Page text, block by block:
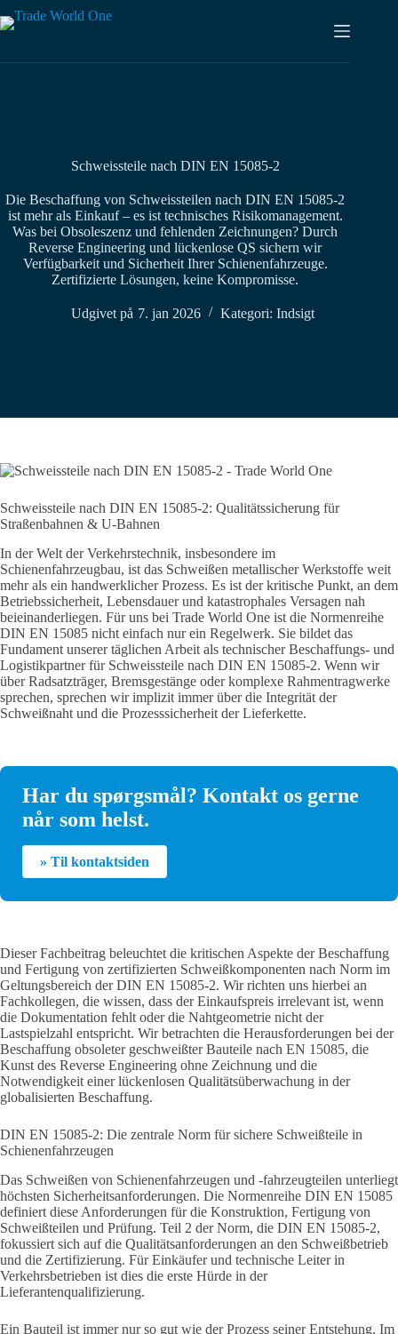
til
Schweissteile nach DIN EN 15085-2
Die Beschaffung von Schweissteilen nach DIN EN 15085-2
ist mehr als Einkauf – es ist technisches Risikomanagement.
Was bei Obsoleszenz und fehlenden Zeichnungen? Durch
Reverse Engineering und lückenlose QS sichern wir
Verfügbarkeit und Sicherheit Ihrer Schienenfahrzeuge.
Zertifizierte Lösungen, keine Kompromisse.
Udgivet på 7. jan 2026 Kategori: Indsigt
Schweissteile nach DIN EN 15085-2: Qualitätssicherung für
Straßenbahnen & U-Bahnen
In der Welt der Verkehrstechnik, insbesondere im
Schienenfahrzeugbau, ist das Schweißen metallischer Werkstoffe weit
mehr als ein handwerklicher Prozess. Es ist der kritische Punkt, an dem
Betriebssicherheit, Lebensdauer und katastrophales Versagen nah
beieinanderliegen. Für uns bei Trade World One ist die Normenreihe
DIN EN 15085 nicht einfach nur ein Regelwerk. Sie bildet das
Fundament unserer täglichen Arbeit als technischer Beschaffungs- und
Logistikpartner für Schweissteile nach DIN EN 15085-2. Wenn wir
über Radsatzträger, Bremsgestänge oder komplexe Rahmentragwerke
sprechen, sprechen wir implizit immer über die Integrität der
Schweißnaht und die Prozesssicherheit der Lieferkette.
Har du spørgsmål? Kontakt os gerne
når som helst.
» Til kontaktsiden
Dieser Fachbeitrag beleuchtet die kritischen Aspekte der Beschaffung
und Fertigung von zertifizierten Schweißkomponenten nach Norm im
Geltungsbereich der DIN EN 15085-2. Wir richten uns hierbei an
Fachkollegen, die wissen, dass der Einkaufspreis irrelevant ist, wenn
die Dokumentation fehlt oder die Nahtgeometrie nicht der
Lastspielzahl entspricht. Wir betrachten die Herausforderungen bei der
Beschaffung obsoleter geschweißter Bauteile nach EN 15085, die
Kunst des Reverse Engineering ohne Zeichnung und die
Notwendigkeit einer lückenlosen Qualitätsüberwachung in der
globalisierten Beschaffung.
DIN EN 15085-2: Die zentrale Norm für sichere Schweißteile in
Schienenfahrzeugen
Das Schweißen von Schienenfahrzeugen und -fahrzeugteilen unterliegt
höchsten Sicherheitsanforderungen. Die Normenreihe DIN EN 15085
definiert diese Anforderungen für die Konstruktion, Fertigung von
Schweißteilen und Prüfung. Teil 2 der Norm, die DIN EN 15085-2,
fokussiert sich auf die Qualitätsanforderungen an den Schweißbetrieb
und die Zertifizierung. Für Einkäufer und technische Leiter in
Verkehrsbetrieben ist dies die erste Hürde in der
Lieferantenqualifizierung.
Ein Bauteil ist immer nur so gut wie der Prozess seiner Entstehung. Im